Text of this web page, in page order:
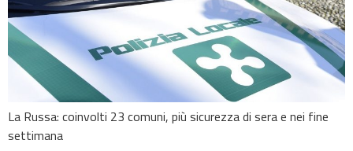
La Russa: coinvolti 23 comuni, più sicurezza di sera e nei fine
settimana